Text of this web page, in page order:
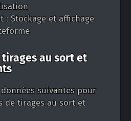
: Stockage et affichage
tirages au sort et
suivantes pour
de tirages au sort et